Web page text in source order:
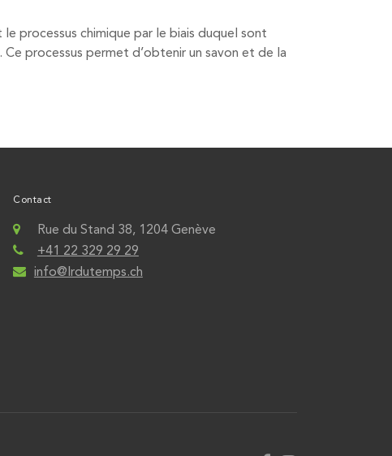
processus chimique par le biais duquel sont
processus permet d’obtenir un savon et de la
Contact
Rue du Stand 38, 1204 Genève
+41 22 329 29 29
info@lrdutemps.ch